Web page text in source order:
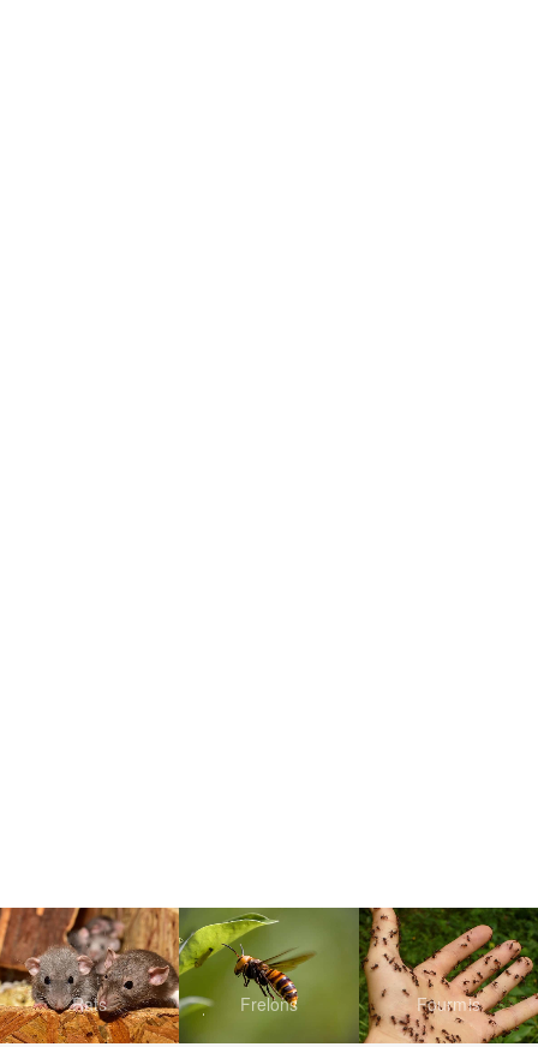
Rats Frelons Fourmis